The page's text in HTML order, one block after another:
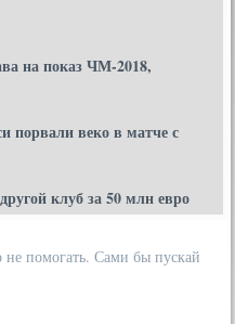
на показ ЧМ-2018,
порвали веко в матче с
клуб за 50 млн евро
помогать. Сами бы пускай